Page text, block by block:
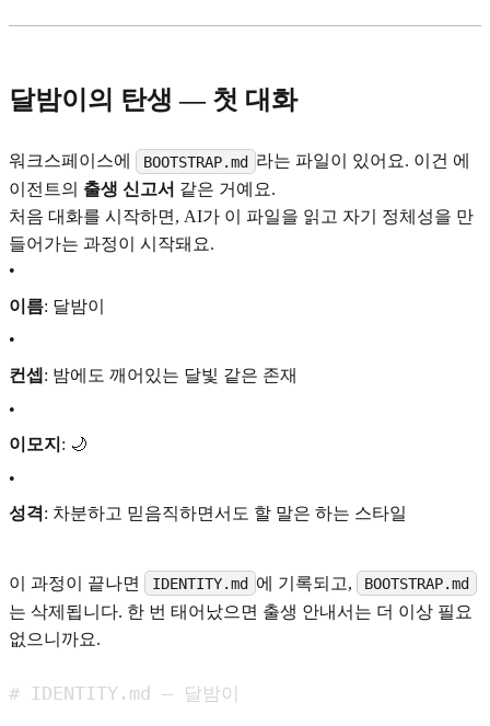
달밤이의 탄생 — 첫 대화
워크스페이스에 BOOTSTRAP.md 라는 파일이 있어요. 이건 에
이전트의 출생 신고서 같은 거예요.
처음 대화를 시작하면, AI가 이 파일을 읽고 자기 정체성을 만
들어가는 과정이 시작돼요.
•
이름: 달밤이
•
컨셉 : 밤에도 깨어있는 달빛 같은 존재
•
이모지 : 🌙
•
성격: 차분하고 믿음직하면서도 할 말은 하는 스타일
이 과정이 끝나면 IDENTITY.md 에 기록되고, BOOTSTRAP.md
는 삭제됩니다. 한 번 태어났으면 출생 안내서는 더 이상 필요
없으니까요.
# IDENTITY.md — 달밤이